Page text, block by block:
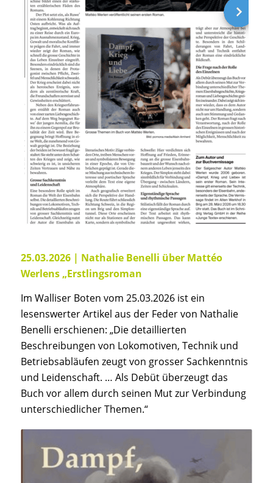
25.03.2026 | Nathalie Benelli über Mattéo
Werlens „Erstlingsroman
Im Walliser Boten vom 25.03.2026 ist ein
lesenswerter Artikel aus der Feder von Nathalie
Benelli erschienen: „Die detaillierten
Beschreibungen von Lokomotiven, Technik und
Betriebsabläufen zeugt von grosser Sachkenntnis
und Leidenschaft. … Als Debüt überzeugt das
Buch vor allem durch seinen Mut zur Verbindung
unterschiedlicher Themen.“